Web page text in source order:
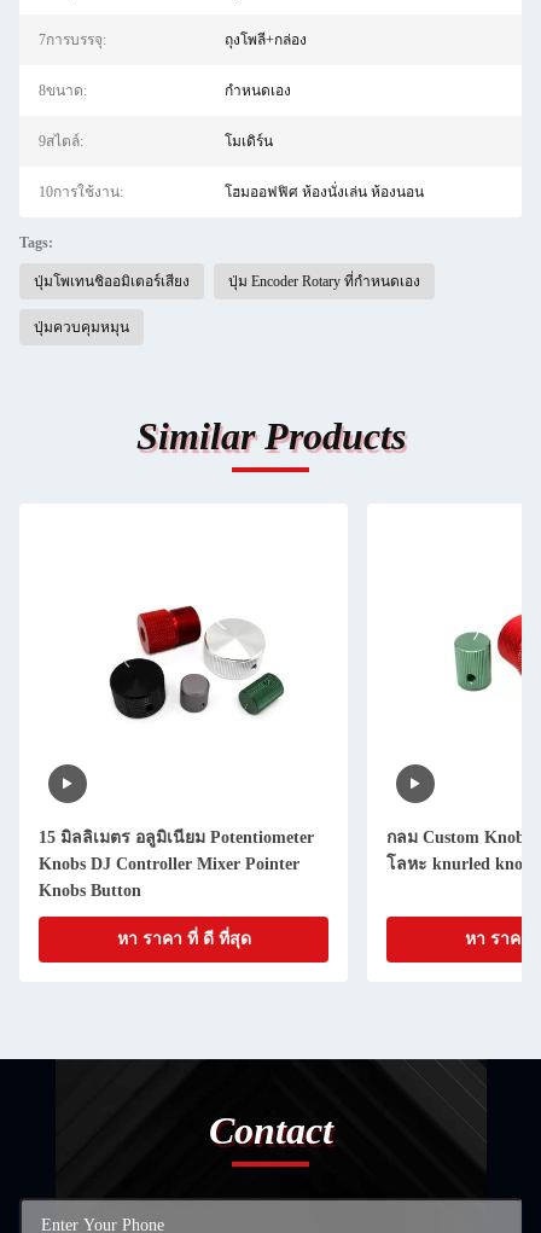
7การบรรจุ: ถุงโพลี+กล่อง
8ขนาด: กำหนดเอง
9สไตล์: โมเดิร์น
10การใช้งาน: โฮมออฟฟิศ ห้องนั่งเล่น ห้องนอน
Tags:
ปุ่มโพเทนชิออมิเตอร์เสียง ปุ่ม Encoder Rotary ที่กําหนดเอง
ปุ่มควบคุมหมุน
Similar Products
15 มิลลิเมตร อลูมิเนียม Potentiometer
Knobs DJ Controller Mixer Pointer
Knobs Button
หา ราคา ที่ ดี ที่สุด
กลม Custom Knobs
โลหะ knurled
หา ราคา
Contact